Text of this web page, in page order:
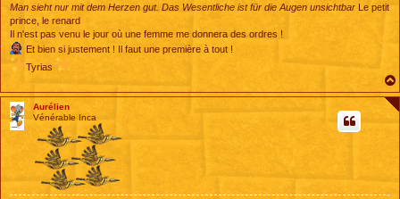
Man sieht nur mit dem Herzen gut. Das Wesentliche ist für die Augen unsichtbar Le petit
prince, le renard
Il n'est pas venu le jour où une femme me donnera des ordres !
Et bien si justement ! Il faut une première à tout !
Tyrias
Aurélien
Vénérable Inca